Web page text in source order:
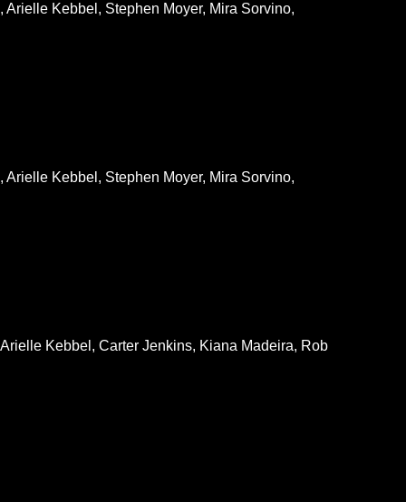
Kebbel, Stephen Moyer, Mira Sorvino,
Kebbel, Stephen Moyer, Mira Sorvino,
Kebbel, Carter Jenkins, Kiana Madeira, Rob